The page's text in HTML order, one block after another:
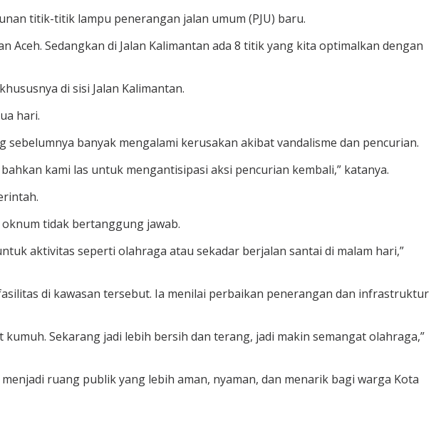
titik-titik lampu penerangan jalan umum (PJU) baru.
Aceh. Sedangkan di Jalan Kalimantan ada 8 titik yang kita optimalkan dengan
di sisi Jalan Kalimantan.
hari.
banyak mengalami kerusakan akibat vandalisme dan pencurian.
kami las untuk mengantisipasi aksi pencurian kembali,” katanya.
tidak bertanggung jawab.
aktivitas seperti olahraga atau sekadar berjalan santai di malam hari,”
di kawasan tersebut. Ia menilai perbaikan penerangan dan infrastruktur
Sekarang jadi lebih bersih dan terang, jadi makin semangat olahraga,”
ruang publik yang lebih aman, nyaman, dan menarik bagi warga Kota